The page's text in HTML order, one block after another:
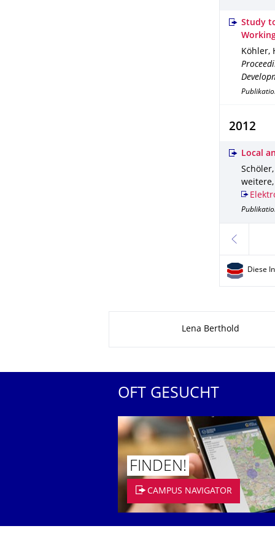
Study
Köhler,
2012
Local
weitere
zurück
Diese
Lena Berthold
OFT GESUCHT
FINDEN!
CAMPUS NAVIGATOR